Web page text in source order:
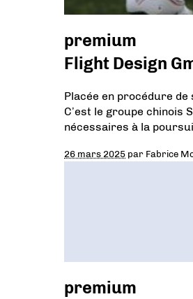
premium
Flight Design
Placée en procédure
C’est le groupe chinois
nécessaires à la
26 mars 2025 par Fabrice
premium